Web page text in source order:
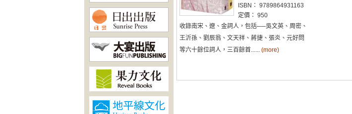
ISBN： 9789864931163
定價： 950
收錄南宋、遼、金詞人，包括──吳文英、周密、
王沂孫、劉辰翁、文天祥、蔣捷、張炎、元好問
等六十餘位詞人，三百餘首...... (more)